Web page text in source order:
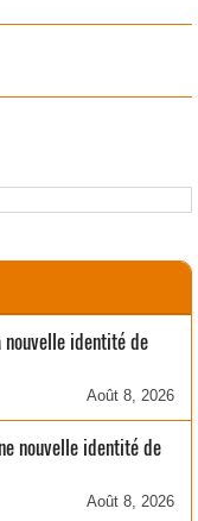
nouvelle identité de
Août 8, 2026
nouvelle identité de
Août 8, 2026